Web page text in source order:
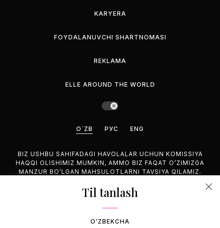
KARYERA
FOYDALANUVCHI SHARTNOMASI
REKLAMA
ELLE AROUND THE WORLD
O`ZB РУС ENG
BIZ USHBU SAHIFADAGI HAVOLALAR UCHUN KOMISSIYA
HAQQI OLISHIMIZ MUMKIN, AMMO BIZ FAQAT O’ZIMIZGA
MANZUR BO’LGAN MAHSULOTLARNI TAVSIYA QILAMIZ.
©2026 GEMINA PUBLISHING LLC, HAMMASI HUQUQUQLARI
Til tanlash
OʻZBEKCHA